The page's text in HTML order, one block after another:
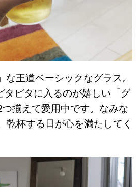
王道ベーシックなグラス。
タピタに入るのが嬉しい「グ
揃えて愛用中です。なみな
乾杯する日が心を満たしてく